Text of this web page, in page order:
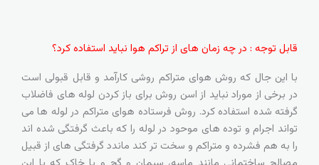
قابل توجه : در چه زمان های از تراکم هوا نباید استفاده کرد؟
با این جال که روش هوای متراکم روشی کارآمد و قابل قبولی است
در برخی از موراد نباید از اسن روش برای باز کردن لوله های فاضلاب
گرفته شده استفاده کرد. روش فرستاده هوای متراکم در لوله ها می
تواند اجرام و توده های موحود در لوله را که باعث گرفتگی شده اند
را به هم فشرده و متراکم و سخت تر کند ماندد گرفتگی های از قبیل